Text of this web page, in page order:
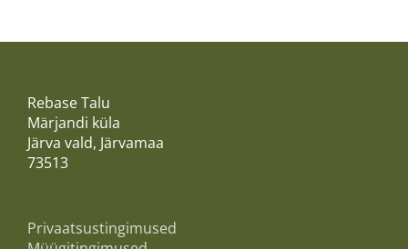
Rebase Talu
Märjandi küla
Järva vald, Järvamaa
73513
Privaatsustingimused